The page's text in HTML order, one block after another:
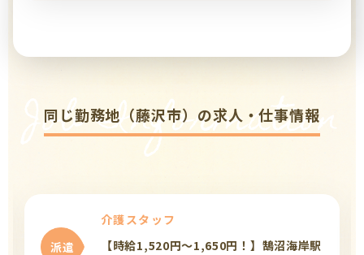
Job Information
同じ勤務地（藤沢市）の求人・仕事情報
派遣
介護スタッフ
【時給1,520円～1,650円！】鵠沼海岸駅